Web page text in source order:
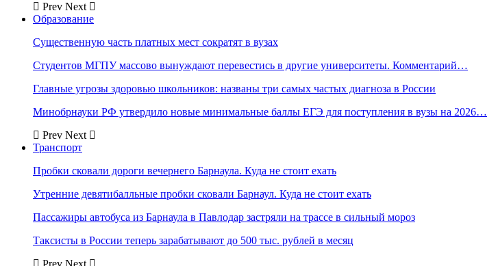
Prev Next
Образование
Существенную часть платных мест сократят в вузах
Студентов МГПУ массово вынуждают перевестись в другие университеты. Комментарий…
Главные угрозы здоровью школьников: названы три самых частых диагноза в России
Минобрнауки РФ утвердило новые минимальные баллы ЕГЭ для поступления в вузы на 2026…
Prev Next
Транспорт
Пробки сковали дороги вечернего Барнаула. Куда не стоит ехать
Утренние девятибалльные пробки сковали Барнаул. Куда не стоит ехать
Пассажиры автобуса из Барнаула в Павлодар застряли на трассе в сильный мороз
Таксисты в России теперь зарабатывают до 500 тыс. рублей в месяц
Prev Next